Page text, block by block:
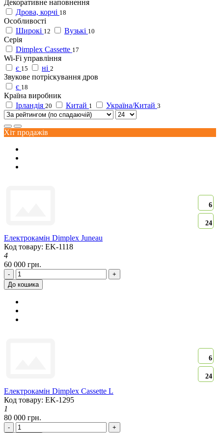
Декоративне наповнення
Дрова, корчі 18
Особливості
Широкі 12 Вузькі 10
Серія
Dimplex Cassette 17
Wi-Fi управління
є 15 ні 2
Звукове потріскування дров
є 18
Країна виробник
Ірландія 20 Китай 1 Україна/Китай 3
Хіт продажів
6
24
Електрокамін Dimplex Juneau
Код товару: EK-1118
4
60 000 грн.
-
+
До кошика
6
24
Електрокамін Dimplex Cassette L
Код товару: EK-1295
1
80 000 грн.
-
+